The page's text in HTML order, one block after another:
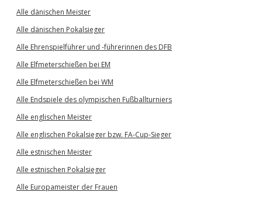
Alle dänischen Meister
Alle dänischen Pokalsieger
Alle Ehrenspielführer und -führerinnen des DFB
Alle Elfmeterschießen bei EM
Alle Elfmeterschießen bei WM
Alle Endspiele des olympischen Fußballturniers
Alle englischen Meister
Alle englischen Pokalsieger bzw. FA-Cup-Sieger
Alle estnischen Meister
Alle estnischen Pokalsieger
Alle Europameister der Frauen